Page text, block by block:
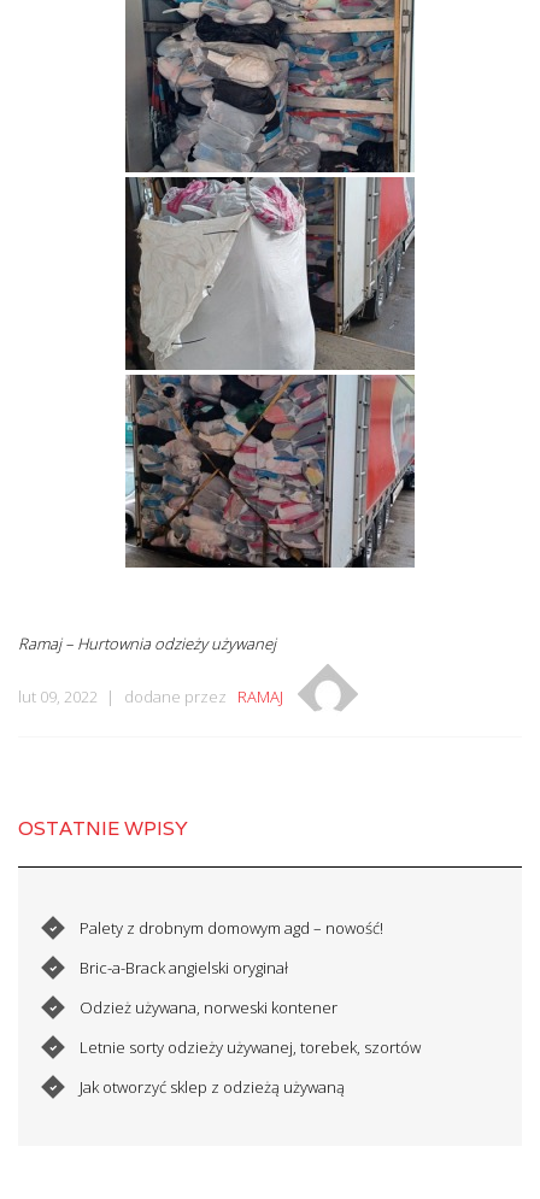
Ramaj – Hurtownia odzieży używanej
lut 09, 2022 dodane przez RAMAJ
OSTATNIE WPISY
Palety z drobnym domowym agd – nowość!
Bric-a-Brack angielski oryginał
Odzież używana, norweski kontener
Letnie sorty odzieży używanej, torebek, szortów
Jak otworzyć sklep z odzieżą używaną